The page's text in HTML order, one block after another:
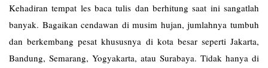
Kehadiran tempat les baca tulis dan berhitung saat ini sangatlah
banyak. Bagaikan cendawan di musim hujan, jumlahnya tumbuh
dan berkembang pesat khususnya di kota besar seperti Jakarta,
Bandung, Semarang, Yogyakarta, atau Surabaya. Tidak hanya di